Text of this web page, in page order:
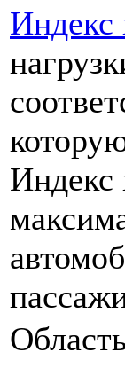
Индекс
Индекс